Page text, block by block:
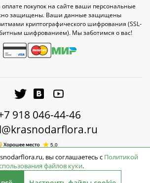
вы соглашаетесь с Политикой
файлов куки.
покупок на сайте ваши персональные
защищены. Ваши данные защищены
криптографического шифрования (SSL-
шифрованием). Мы заботимся о вас!
918 046-44-46